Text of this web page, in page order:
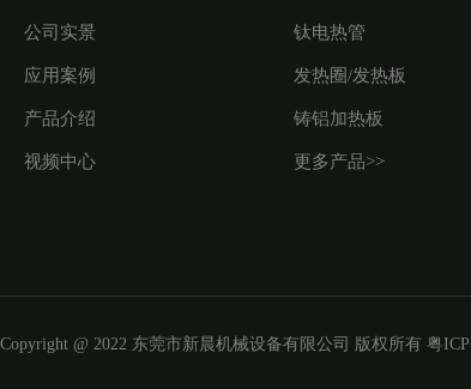
公司实景
应用案例
产品介绍
视频中心
钛电热管
发热圈/发热板
铸铝加热板
更多产品>>
Copyright @ 2022 东莞市新晨机械设备有限公司 版权所有 粤